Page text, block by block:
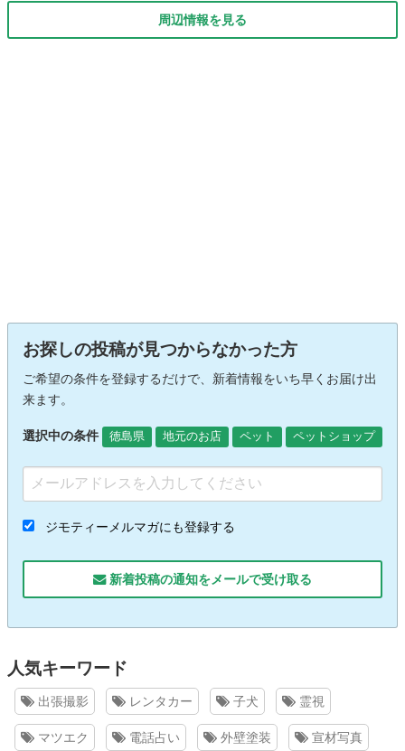
周辺情報を見る
お探しの投稿が見つからなかった方
ご希望の条件を登録するだけで、新着情報をいち早くお届け出
来ます。
選択中の条件 徳島県 地元のお店 ペット ペットショップ
ジモティーメルマガにも登録する
新着投稿の通知をメールで受け取る
人気キーワード
出張撮影 レンタカー 子犬 霊視
マツエク 電話占い 外壁塗装 宣材写真